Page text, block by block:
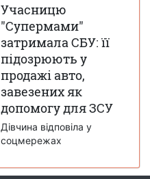
Учасницю
"Супермами"
затримала СБУ: її
підозрюють у
продажі авто,
завезених як
допомогу для ЗСУ
Дівчина відповіла у
соцмережах